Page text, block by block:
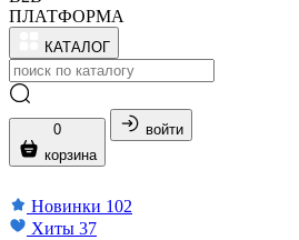
ПЛАТФОРМА
КАТАЛОГ
0
корзина
войти
Новинки 102
Хиты 37